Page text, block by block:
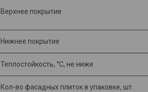
Верхнее покрытие
Нижнее покрытие
Теплостойкость, °С, не ниже
Кол-во фасадных плиток в упаковке, шт.